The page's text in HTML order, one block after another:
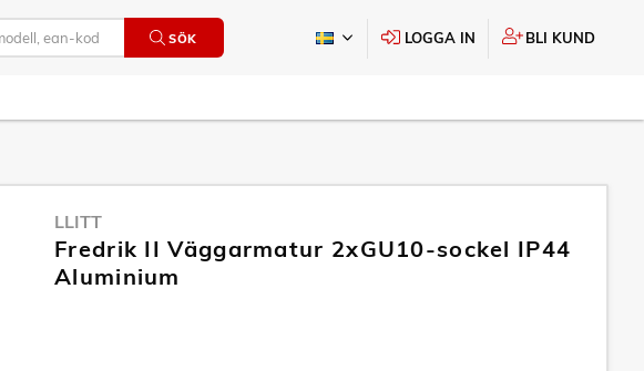
SÖK LOGGA IN BLI KUND
LLITT
Fredrik II Väggarmatur 2xGU10-sockel IP44
Aluminium